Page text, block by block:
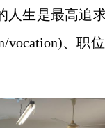
生是最高追
、职